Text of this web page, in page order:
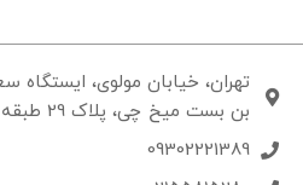
تهران، خیابان مولوی، ایستگاه
بن بست میخ چی، پلاک 29 طبقه همکف
09302221389